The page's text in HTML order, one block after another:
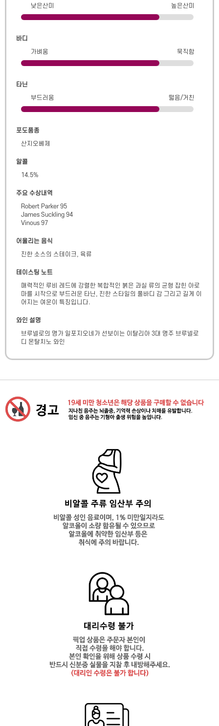
낮은산미 높은산미
바디
가벼움
묵직함
타닌
부드러움
떫음/거친
포도품종
산지오베제
알콜
14.5%
주요 수상내역
Robert Parker 95
James Suckling 94
Vinous 97
어울리는 음식
진한 소스의 스테이크, 육류
테이스팅 노트
매력적인 루비 레드에 강렬한 복합적인 붉은 과실 류의 균형 잡힌 아로
마를 시작으로 부드러운 타닌, 진한 스타일의 풀바디 감 그리고 길게 이
어지는 여운이 특징입니다.
와인 설명
브루넬로의 명가 일포지오네가 선보이는 이탈리아 3대 명주 브루넬로
디 몬탈치노 와인